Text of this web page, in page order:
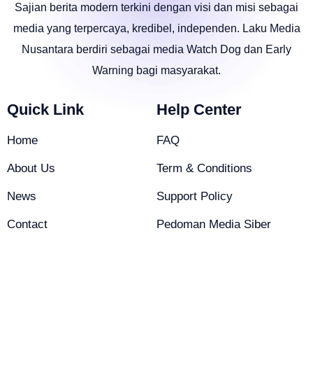
Sajian berita modern terkini dengan visi dan misi sebagai
media yang terpercaya, kredibel, independen. Laku Media
Nusantara berdiri sebagai media Watch Dog dan Early
Warning bagi masyarakat.
Quick Link
Home
About Us
News
Contact
Help Center
FAQ
Term & Conditions
Support Policy
Pedoman Media Siber